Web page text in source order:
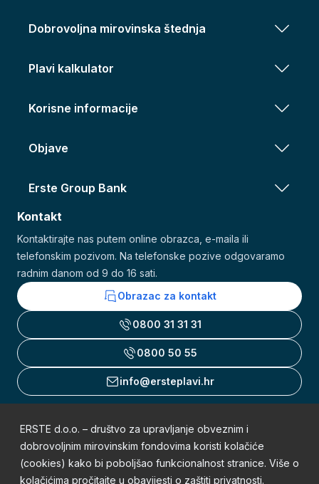
Dobrovoljna mirovinska štednja
Plavi kalkulator
Korisne informacije
Objave
Erste Group Bank
Kontakt
Kontaktirajte nas putem online obrazca, e-maila ili
telefonskim pozivom. Na telefonske pozive odgovaramo
radnim danom od 9 do 16 sati.
Obrazac za kontakt
0800 31 31 31
0800 50 55
info@ersteplavi.hr
Uvjeti korištenja
Obavijest o zaštiti osobnih podataka
ERSTE d.o.o. – društvo za upravljanje obveznim i
dobrovoljnim mirovinskim fondovima koristi kolačiće
(cookies) kako bi poboljšao funkcionalnost stranice. Više o
kolačićima pročitajte u obavijesti o zaštiti privatnosti.